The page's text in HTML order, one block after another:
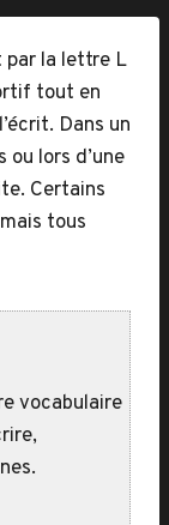
par la lettre L
tout en
Dans un
lors d’une
Certains
tous
vocabulaire